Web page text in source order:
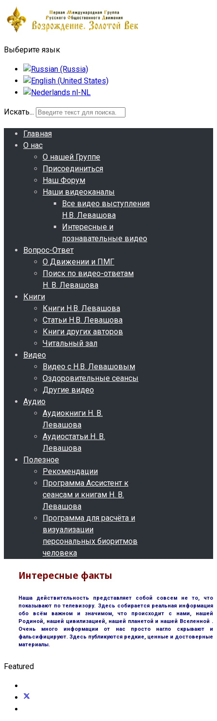
Выберите язык
Искать...
Главная
О нас
О нашей Группе
Присоединиться
Наш Форум
Наши видеоканалы
Все видео выступления
Н.В. Левашова
Интересные и
познавательные видео
Вопрос-Ответ
О Движении и ПМГ
Поиск по видео-ответам
Н. В. Левашова
Книги
Книги Н.В. Левашова
Статьи Н.В. Левашова
Книги других авторов
Читальный зал
Видео
Видео с Н.В. Левашовым
Оздоровительные сеансы
Другие видео
Аудио
Аудиокниги Н. В.
Левашова
Аудиостатьи Н. В.
Левашова
Полезное
Рекомендации
Программа Ассистент к
сеансам и книгам Н. В.
Левашова
Программа для расчёта и
визуализации
персональных биоритмов
человека
Интересные факты
Наша действительность представляет собой совсем не то, что
показывают по телевизору. Здесь собирается реальная информация
обо всём важном и значимом, что происходит с нами, нашей
Родиной, нашей цивилизацией, нашей планетой и нашей Вселенной .
Очень много информации от нас просто нагло скрывают и
фальсифицируют. Здесь публикуются редкие, ценные и достоверные
материалы.
Featured